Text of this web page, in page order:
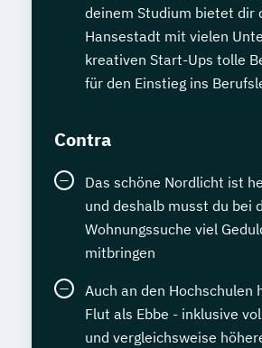
deinem Studium bietet dir
Hansestadt mit vielen
kreativen Start-Ups tolle
für den Einstieg ins
Contra
Das schöne Nordlicht ist
und deshalb musst du bei
Wohnungssuche viel
mitbringen
Auch an den Hochschulen
Flut als Ebbe - inklusive
und vergleichsweise